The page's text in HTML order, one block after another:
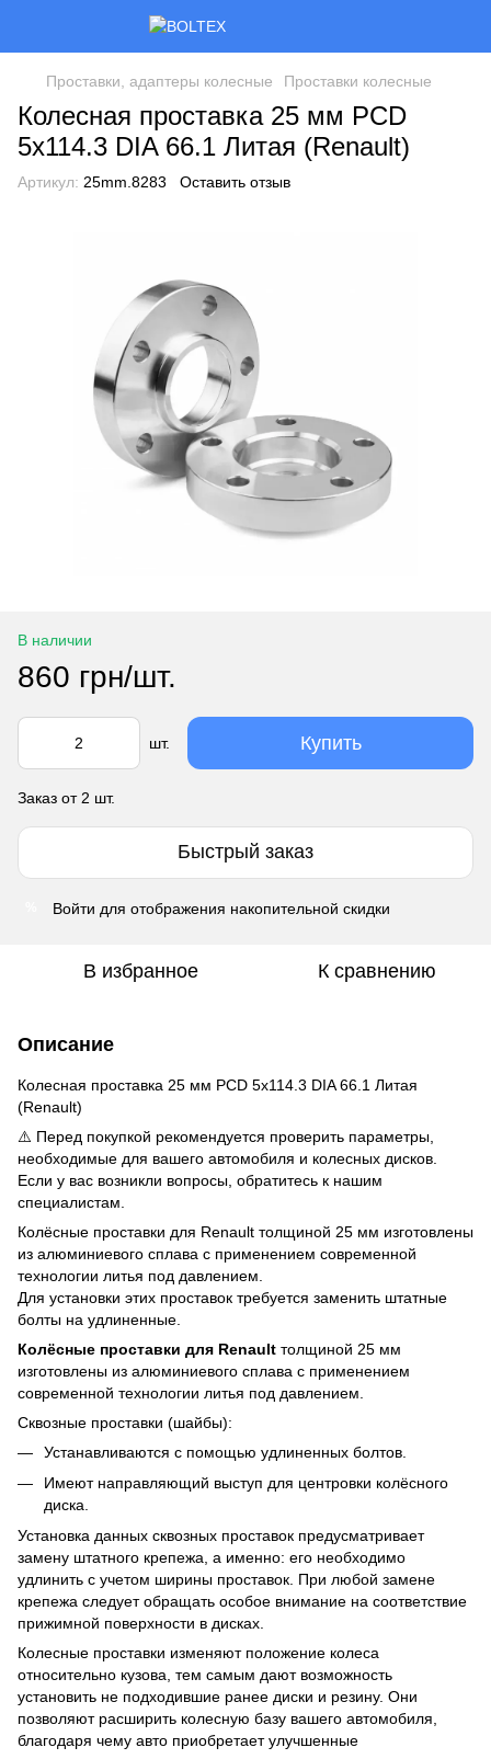
Проставки, адаптеры колесные Проставки колесные
Колесная проставка 25 мм PCD
5x114.3 DIA 66.1 Литая (Renault)
Артикул: 25mm.8283 Оставить отзыв
В наличии
860 грн/шт.
шт. Купить
Заказ от 2 шт.
Быстрый заказ
Войти для отображения накопительной скидки
В избранное К сравнению
Описание
Колесная проставка 25 мм PCD 5x114.3 DIA 66.1 Литая
(Renault)
⚠️ Перед покупкой рекомендуется проверить параметры,
необходимые для вашего автомобиля и колесных дисков.
Если у вас возникли вопросы, обратитесь к нашим
специалистам.
Колёсные проставки для Renault толщиной 25 мм изготовлены
из алюминиевого сплава с применением современной
технологии литья под давлением.
Для установки этих проставок требуется заменить штатные
болты на удлиненные.
Колёсные проставки для Renault толщиной 25 мм
изготовлены из алюминиевого сплава с применением
современной технологии литья под давлением.
Сквозные проставки (шайбы):
Устанавливаются с помощью удлиненных болтов.
Имеют направляющий выступ для центровки колёсного
диска.
Установка данных сквозных проставок предусматривает
замену штатного крепежа, а именно: его необходимо
удлинить с учетом ширины проставок. При любой замене
крепежа следует обращать особое внимание на соответствие
прижимной поверхности в дисках.
Колесные проставки изменяют положение колеса
относительно кузова, тем самым дают возможность
установить не подходившие ранее диски и резину. Они
позволяют расширить колесную базу вашего автомобиля,
благодаря чему авто приобретает улучшенные